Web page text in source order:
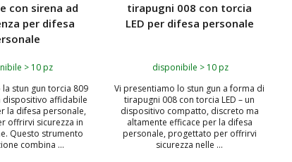
con sirena ad
per difesa
> 10 pz
stun gun torcia 809
dispositivo affidabile
la difesa personale,
offrirvi sicurezza in
Questo strumento
combina ...
tirapugni 008 con torcia
LED per difesa personale
disponibile > 10 pz
Vi presentiamo lo stun gun a forma di
tirapugni 008 con torcia LED – un
dispositivo compatto, discreto ma
altamente efficace per la difesa
personale, progettato per offrirvi
sicurezza nelle ...